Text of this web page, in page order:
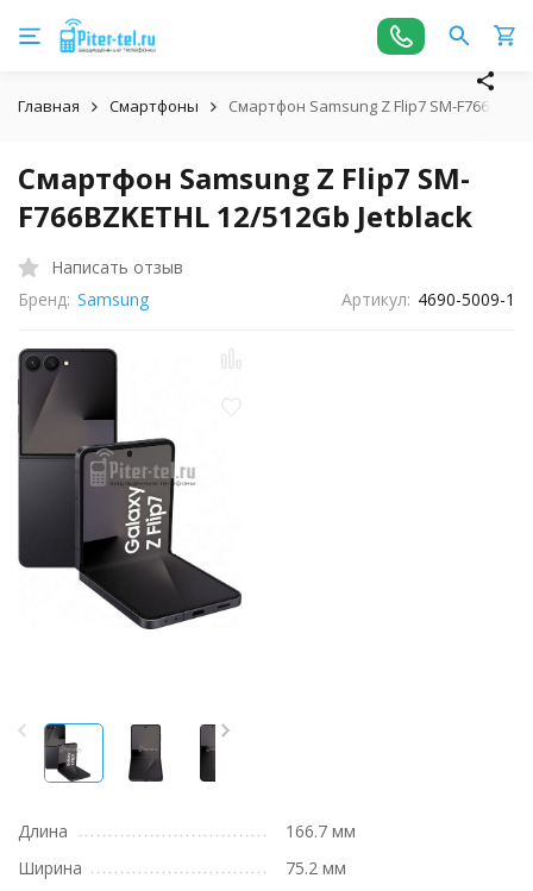
Главная Смартфоны Смартфон Samsung Z Flip7 SM-
Смартфон Samsung Z Flip7 SM-
F766BZKETHL 12/512Gb Jetblack
Написать отзыв
Бренд: Samsung Артикул: 4690-5009-1
Длина
166.7 мм
Ширина
75.2 мм